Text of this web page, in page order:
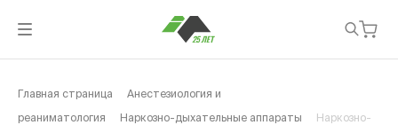
Главная страница Анестезиология и
реаниматология Наркозно-дыхательные аппараты Наркозно-